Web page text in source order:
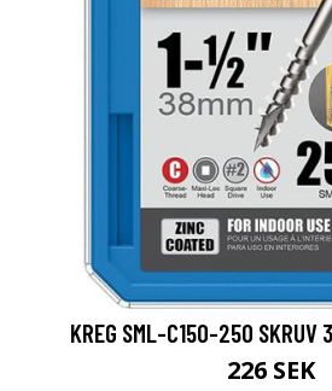
KREG SML-C150-250 SKRUV
226 SEK